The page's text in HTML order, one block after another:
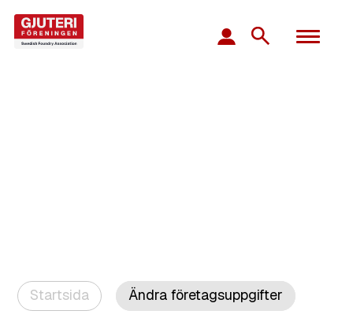
Startsida Ändra företagsuppgifter